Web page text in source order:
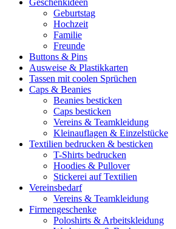
Geburtstag
Hochzeit
Familie
Freunde
Buttons & Pins
Ausweise & Plastikkarten
Tassen mit coolen Sprüchen
Caps & Beanies
Beanies besticken
Caps besticken
Vereins & Teamkleidung
Kleinauflagen & Einzelstücke
Textilien bedrucken & besticken
T-Shirts bedrucken
Hoodies & Pullover
Stickerei auf Textilien
Vereinsbedarf
Vereins & Teamkleidung
Firmengeschenke
Poloshirts & Arbeitskleidung